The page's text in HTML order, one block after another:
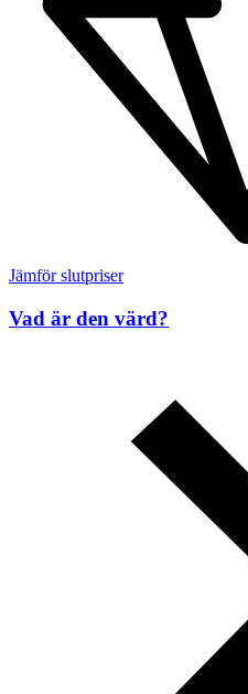
Jämför slutpriser
Vad är den värd?